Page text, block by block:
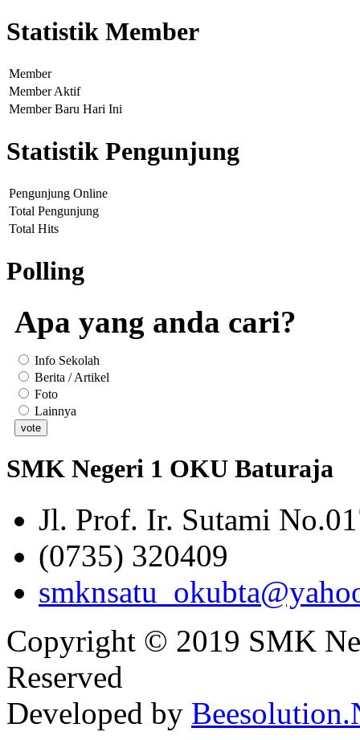
Statistik Member
Member
Member Aktif
Member Baru Hari Ini
Statistik Pengunjung
Pengunjung Online
Total Pengunjung
Total Hits
Polling
Apa yang anda cari?
Info Sekolah
Berita / Artikel
Foto
Lainnya
SMK Negeri 1 OKU Baturaja
Jl. Prof. Ir. Sutami
(0735) 320409
Copyright © 2019 SMK
Reserved
Developed by